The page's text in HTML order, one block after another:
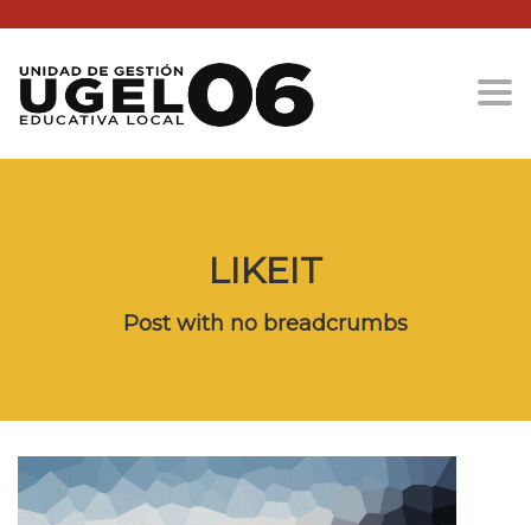
LIKEIT
Post with no breadcrumbs